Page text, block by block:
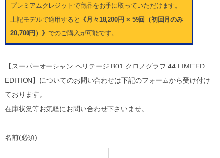
プレミアムクレジットで商品をお手に取っていただけます。
上記モデルで適用すると
《月々18,200円 × 59回（初回月のみ
20,700円）》でのご購入が可能です。
【スーパーオーシャン ヘリテージ B01 クロノグラフ 44 LIMITED
EDITION】についてのお問い合わせは下記のフォームから受け付け
ております。
在庫状況等お気軽にお問い合わせ下さいませ。
名前(必須)